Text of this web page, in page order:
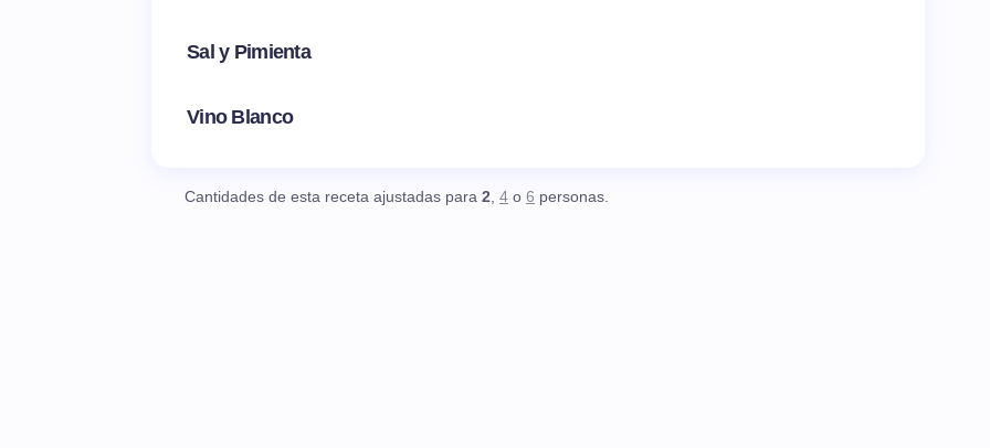
Sal y Pimienta
Vino Blanco
Cantidades de esta receta ajustadas para 2, 4 o 6 personas.